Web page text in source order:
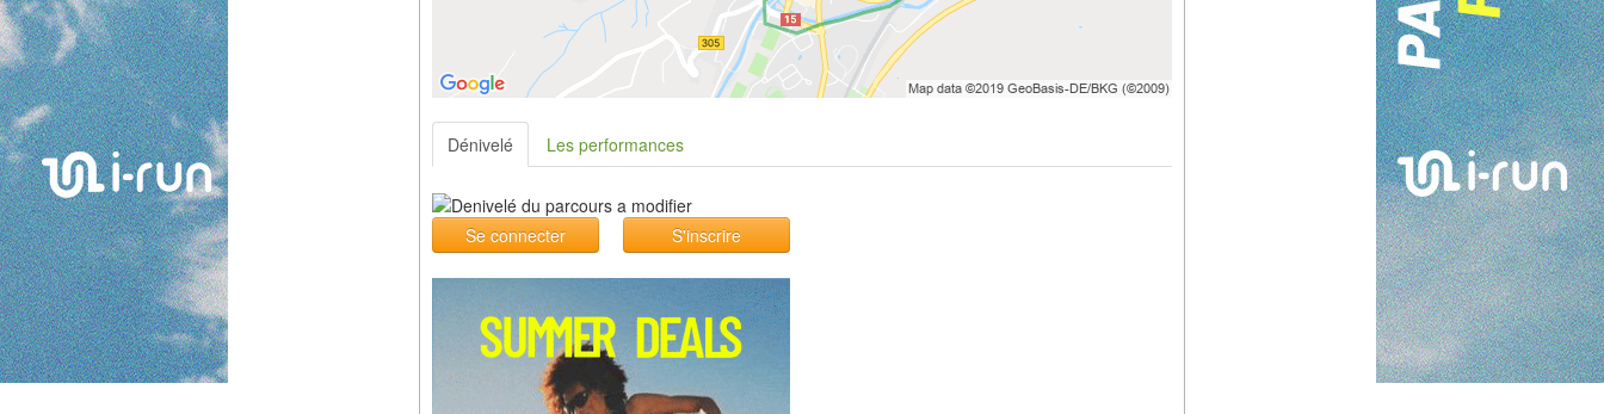
Dénivelé Les performances
Se connecter S'inscrire